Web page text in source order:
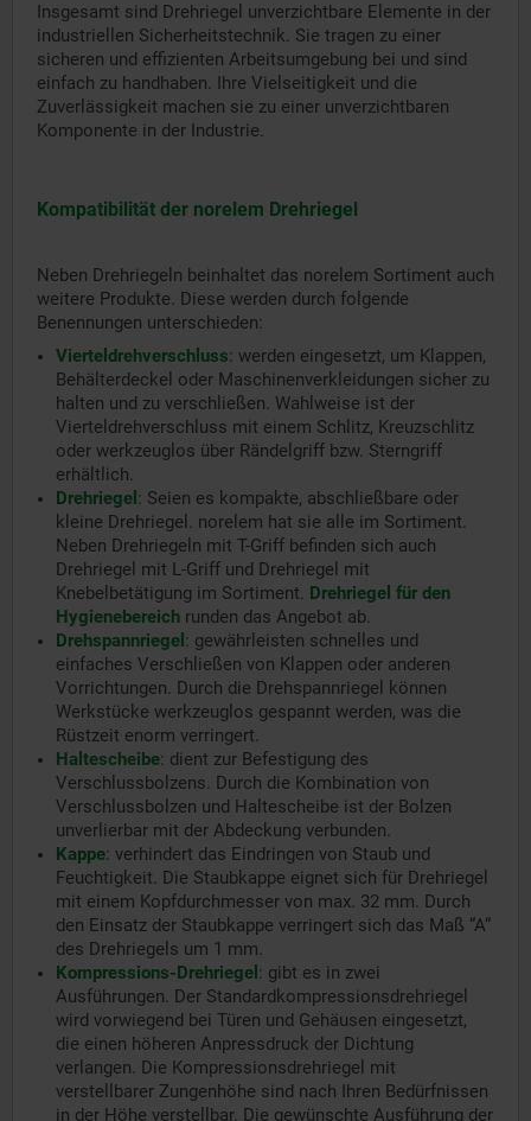
Insgesamt sind Drehriegel unverzichtbare Elemente in der
industriellen Sicherheitstechnik. Sie tragen zu einer
sicheren und effizienten Arbeitsumgebung bei und sind
einfach zu handhaben. Ihre Vielseitigkeit und die
Zuverlässigkeit machen sie zu einer unverzichtbaren
Komponente in der Industrie.
Kompatibilität der norelem Drehriegel
Neben Drehriegeln beinhaltet das norelem Sortiment auch
weitere Produkte. Diese werden durch folgende
Benennungen unterschieden:
Vierteldrehverschluss: werden eingesetzt, um Klappen,
Behälterdeckel oder Maschinenverkleidungen sicher zu
halten und zu verschließen. Wahlweise ist der
Vierteldrehverschluss mit einem Schlitz, Kreuzschlitz
oder werkzeuglos über Rändelgriff bzw. Sterngriff
erhältlich.
Drehriegel : Seien es kompakte, abschließbare oder
kleine Drehriegel. norelem hat sie alle im Sortiment.
Neben Drehriegeln mit T-Griff befinden sich auch
Drehriegel mit L-Griff und Drehriegel mit
Knebelbetätigung im Sortiment. Drehriegel für den
Hygienebereich runden das Angebot ab.
Drehspannriegel : gewährleisten schnelles und
einfaches Verschließen von Klappen oder anderen
Vorrichtungen. Durch die Drehspannriegel können
Werkstücke werkzeuglos gespannt werden, was die
Rüstzeit enorm verringert.
Haltescheibe: dient zur Befestigung des
Verschlussbolzens. Durch die Kombination von
Verschlussbolzen und Haltescheibe ist der Bolzen
unverlierbar mit der Abdeckung verbunden.
Kappe: verhindert das Eindringen von Staub und
Feuchtigkeit. Die Staubkappe eignet sich für Drehriegel
mit einem Kopfdurchmesser von max. 32 mm. Durch
den Einsatz der Staubkappe verringert sich das Maß “A“
des Drehriegels um 1 mm.
Kompressions-Drehriegel : gibt es in zwei
Ausführungen. Der Standardkompressionsdrehriegel
wird vorwiegend bei Türen und Gehäusen eingesetzt,
die einen höheren Anpressdruck der Dichtung
verlangen. Die Kompressionsdrehriegel mit
verstellbarer Zungenhöhe sind nach Ihren Bedürfnissen
in der Höhe verstellbar. Die gewünschte Ausführung der